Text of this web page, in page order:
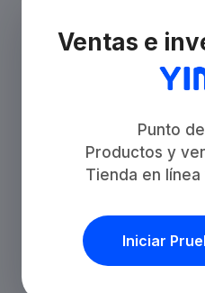
Ventas e
Punto
Productos y
Tienda en
Iniciar